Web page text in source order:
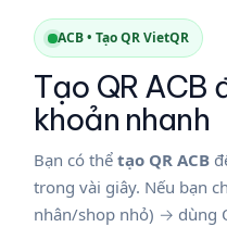
ACB • Tạo QR VietQR
Tạo QR ACB
khoản nhanh
Bạn có thể tạo QR ACB
trong vài giây. Nếu bạn
nhân/shop nhỏ) → dùng